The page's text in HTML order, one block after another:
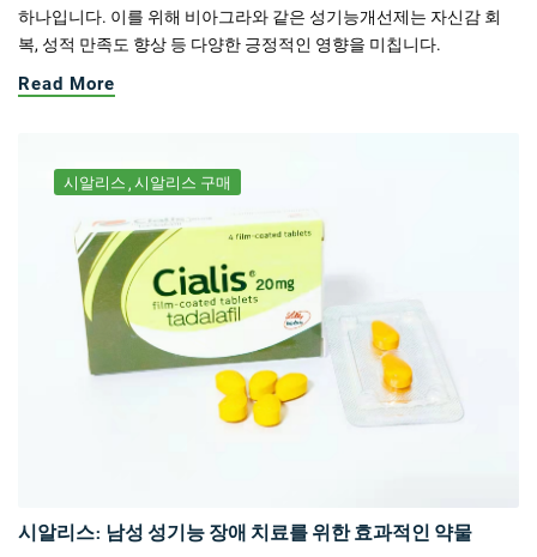
하나입니다. 이를 위해 비아그라와 같은 성기능개선제는 자신감 회
복, 성적 만족도 향상 등 다양한 긍정적인 영향을 미칩니다.
Read More
시알리스 시알리스 구매
시알리스: 남성 성기능 장애 치료를 위한 효과적인 약물